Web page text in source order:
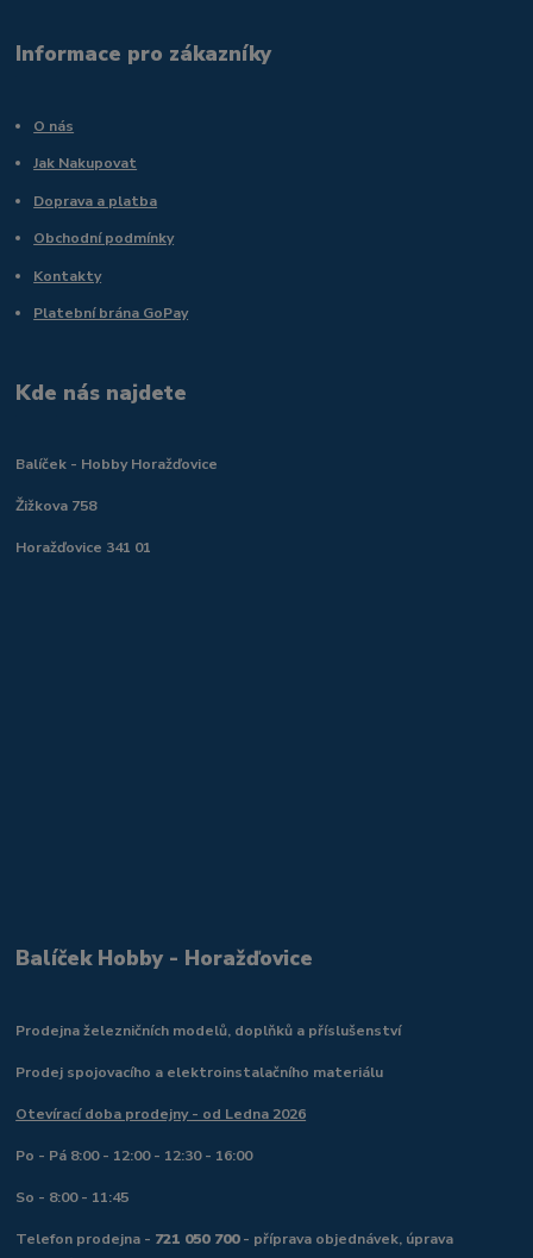
Informace pro zákazníky
O nás
Jak Nakupovat
Doprava a platba
Obchodní podmínky
Kontakty
Platební brána GoPay
Kde nás najdete
Balíček - Hobby Horažďovice
Žižkova 758
Horažďovice 341 01
Balíček Hobby - Horažďovice
Prodejna železničních modelů, doplňků a příslušenství
Prodej spojovacího a elektroinstalačního materiálu
Otevírací doba prodejny - od Ledna 2026
Po - Pá 8:00 - 12:00 - 12:30 - 16:00
So - 8:00 - 11:45
Telefon prodejna - 721 050 700- příprava objednávek, úprava